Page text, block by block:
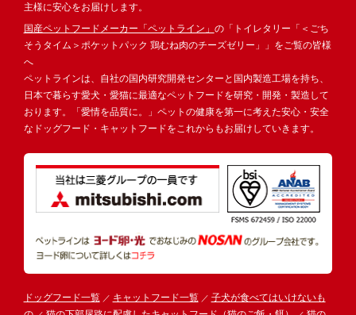
主様に安心をお届けします。
国産ペットフードメーカー「ペットライン」 の「トイレタリー「＜ごち
そうタイム＞ポケットパック 鶏むね肉のチーズゼリー」」をご覧の皆様
へ
ペットラインは、自社の国内研究開発センターと国内製造工場を持ち、
日本で暮らす愛犬・愛猫に最適なペットフードを研究・開発・製造して
おります。「愛情を品質に。」ペットの健康を第一に考えた安心・安全
なドッグフード・キャットフードをこれからもお届けしていきます。
ドッグフード一覧 キャットフード一覧
子犬が食べてはいけないも